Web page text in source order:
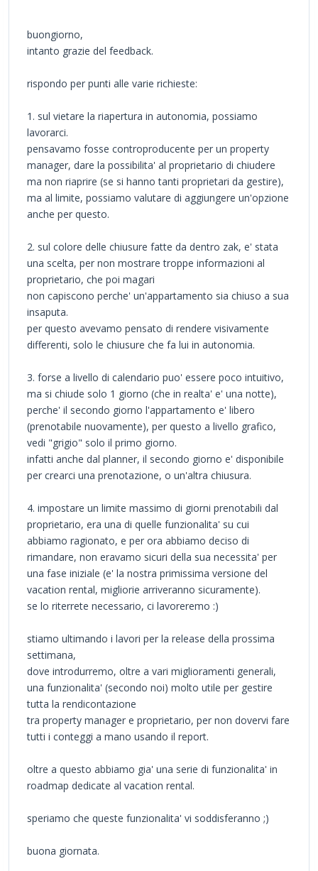
buongiorno,
intanto grazie del feedback.
rispondo per punti alle varie richieste:
1. sul vietare la riapertura in autonomia, possiamo
lavorarci.
pensavamo fosse controproducente per un property
manager, dare la possibilita' al proprietario di chiudere
ma non riaprire (se si hanno tanti proprietari da gestire),
ma al limite, possiamo valutare di aggiungere un'opzione
anche per questo.
2. sul colore delle chiusure fatte da dentro zak, e' stata
una scelta, per non mostrare troppe informazioni al
proprietario, che poi magari
non capiscono perche' un'appartamento sia chiuso a sua
insaputa.
per questo avevamo pensato di rendere visivamente
differenti, solo le chiusure che fa lui in autonomia.
3. forse a livello di calendario puo' essere poco intuitivo,
ma si chiude solo 1 giorno (che in realta' e' una notte),
perche' il secondo giorno l'appartamento e' libero
(prenotabile nuovamente), per questo a livello grafico,
vedi "grigio" solo il primo giorno.
infatti anche dal planner, il secondo giorno e' disponibile
per crearci una prenotazione, o un'altra chiusura.
4. impostare un limite massimo di giorni prenotabili dal
proprietario, era una di quelle funzionalita' su cui
abbiamo ragionato, e per ora abbiamo deciso di
rimandare, non eravamo sicuri della sua necessita' per
una fase iniziale (e' la nostra primissima versione del
vacation rental, migliorie arriveranno sicuramente).
se lo riterrete necessario, ci lavoreremo :)
stiamo ultimando i lavori per la release della prossima
settimana,
dove introdurremo, oltre a vari miglioramenti generali,
una funzionalita' (secondo noi) molto utile per gestire
tutta la rendicontazione
tra property manager e proprietario, per non dovervi fare
tutti i conteggi a mano usando il report.
oltre a questo abbiamo gia' una serie di funzionalita' in
roadmap dedicate al vacation rental.
speriamo che queste funzionalita' vi soddisferanno ;)
buona giornata.